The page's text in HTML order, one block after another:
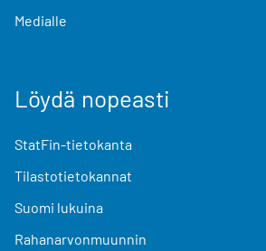
Medialle
Löydä nopeasti
StatFin-tietokanta
Tilastotietokannat
Suomi lukuina
Rahanarvonmuunnin